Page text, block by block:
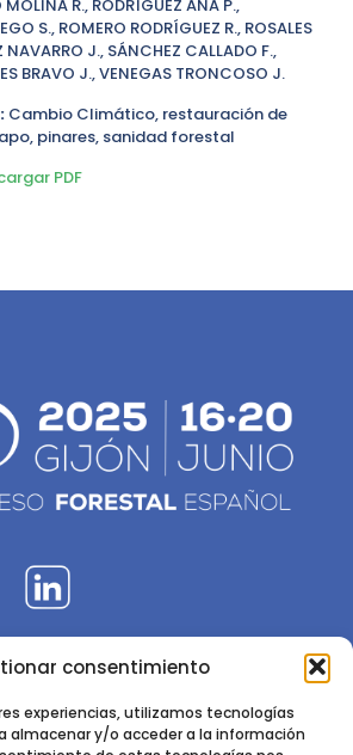
consentimiento
experiencias, utilizamos tecnologías
almacenar y/o acceder a la información
MOLINA R., RODRÍGUEZ ANA P.,
S., ROMERO RODRÍGUEZ R., ROSALES
NAVARRO J., SÁNCHEZ CALLADO F.,
BRAVO J., VENEGAS TRONCOSO J.
Cambio Climático, restauración de
pinares, sanidad forestal
PDF
actividad promovida por laSociedad
Ciencias Forestales, INIA-CSIC